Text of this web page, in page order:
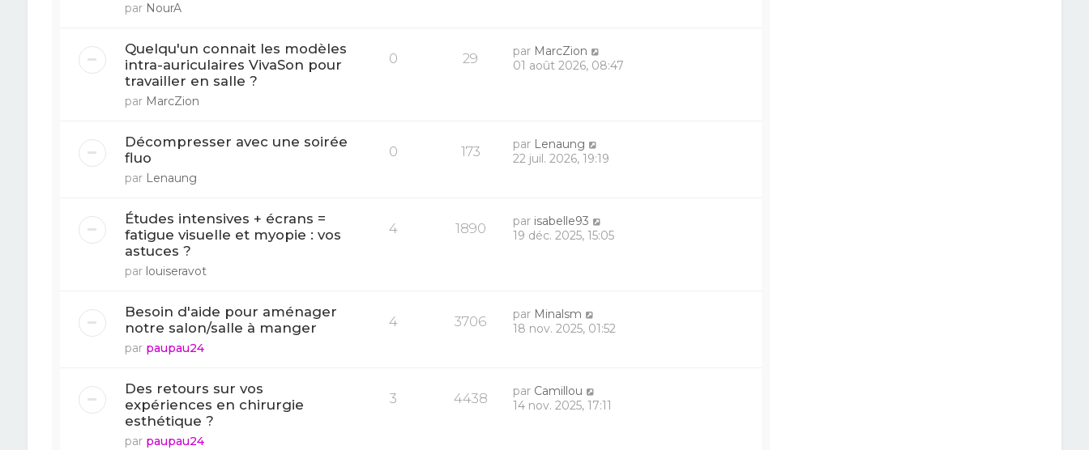
par NourA
Quelqu'un connait les modèles
intra-auriculaires VivaSon pour
travailler en salle ?
par MarcZion
0 29 par MarcZion
01 août 2026, 08:47
Décompresser avec une soirée
fluo
par Lenaung
0 173 par Lenaung
22 juil. 2026, 19:19
Études intensives + écrans =
fatigue visuelle et myopie : vos
astuces ?
par louiseravot
4 1890 par isabelle93
19 déc. 2025, 15:05
Besoin d'aide pour aménager
notre salon/salle à manger
par paupau24
4 3706 par Minalsm
18 nov. 2025, 01:52
Des retours sur vos
expériences en chirurgie
esthétique ?
par paupau24
3 4438 par Camillou
14 nov. 2025, 17:11